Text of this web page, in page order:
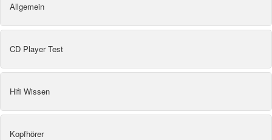
Allgemein
CD Player Test
Hifi Wissen
Kopfhörer